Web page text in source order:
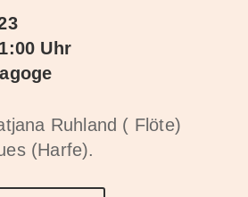
Uhr
Ruhland ( Flöte)
(Harfe).